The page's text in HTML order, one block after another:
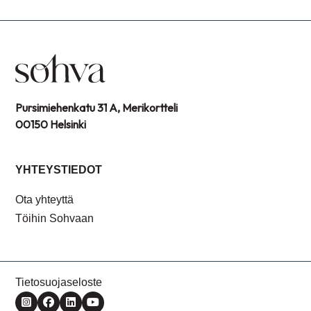
Pursimiehenkatu 31 A, Merikortteli
00150 Helsinki
YHTEYSTIEDOT
Ota yhteyttä
Töihin Sohvaan
Tietosuojaseloste